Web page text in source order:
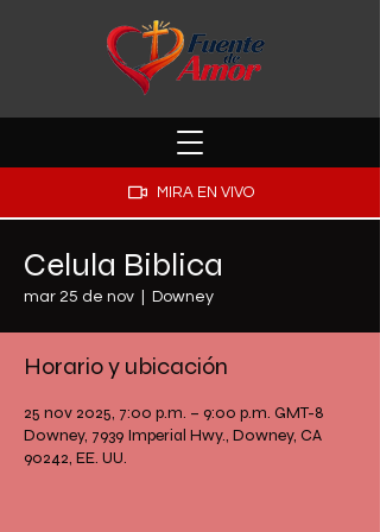
MIRA EN VIVO
Celula Biblica
mar 25 de nov Downey
Horario y ubicación
25 nov 2025, 7:00 p.m. – 9:00 p.m. GMT-8
Downey, 7939 Imperial Hwy., Downey, CA
90242, EE. UU.